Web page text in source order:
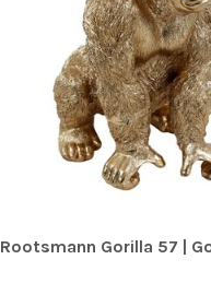
Rootsmann Gorilla 57 |